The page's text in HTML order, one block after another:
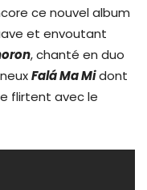
ce nouvel album
et envoutant
, chanté en duo
Falá Ma Midont
flirtent avec le